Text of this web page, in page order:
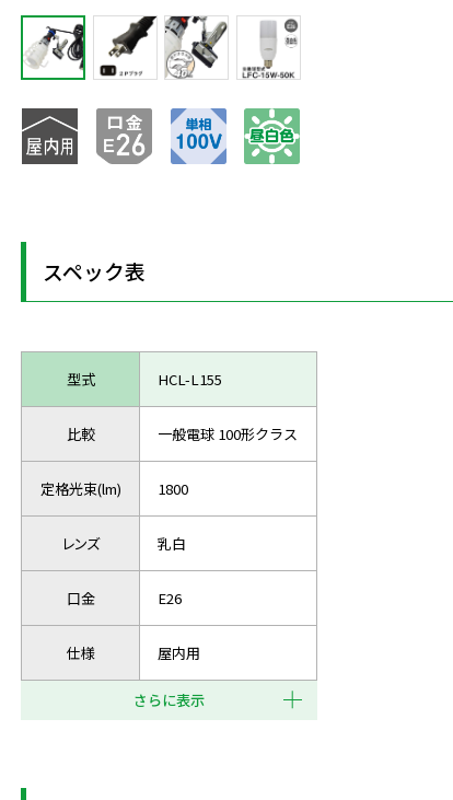
スペック表
型式 HCL-L155
比較 一般電球 100形クラス
定格光束(lm) 1800
レンズ 乳白
口金 E26
仕様 屋内用
さらに表示